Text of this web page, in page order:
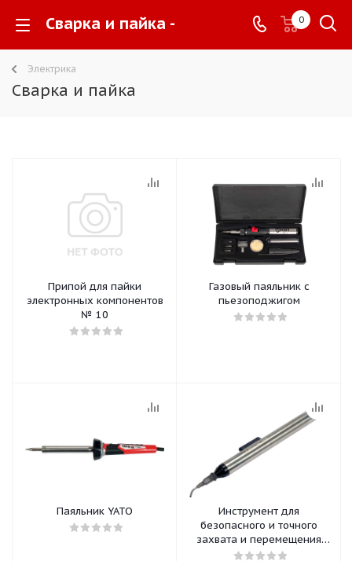
Сварка и пайка - 0
Электрика
Сварка и пайка
Припой для пайки
электронных компонентов
№ 10
Газовый паяльник с
пьезоподжигом
Паяльник YATO
Инструмент для
безопасного и точного
захвата и перемещения
компонентов